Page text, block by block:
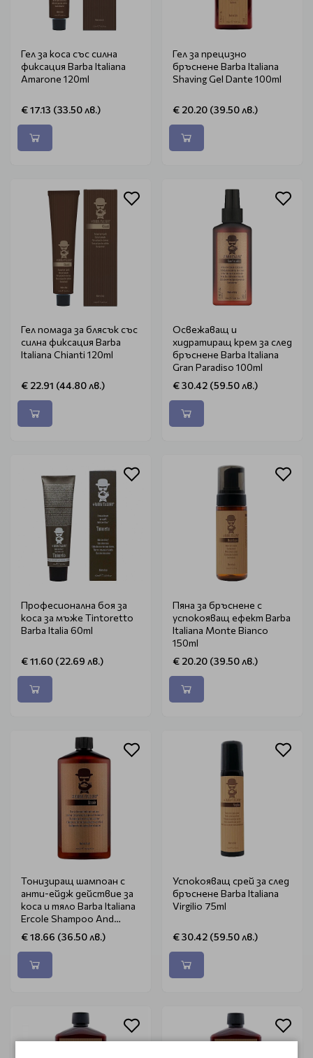
Гел за коса със силна
фиксация Barba Italiana
Amarone 120ml
€ 17.13 (33.50 лв.)
Гел за прецизно
бръснене Barba Italiana
Shaving Gel Dante 100ml
€ 20.20 (39.50 лв.)
Гел помада за блясък със
силна фиксация Barba
Italiana Chianti 120ml
€ 22.91 (44.80 лв.)
Освежаващ и
хидратиращ крем за след
бръснене Barba Italiana
Gran Paradiso 100ml
€ 30.42 (59.50 лв.)
Професионална боя за
коса за мъже Tintoretto
Barba Italia 60ml
€ 11.60 (22.69 лв.)
Пяна за бръснене с
успокояващ ефект Barba
Italiana Monte Bianco
150ml
€ 20.20 (39.50 лв.)
Тонизиращ шампоан с
анти-ейдж действие за
коса и тяло Barba Italiana
Ercole Shampoo And
Shower Gel 400ml
€ 18.66 (36.50 лв.)
Успокояващ срей за след
бръснене Barba Italiana
Virgilio 75ml
€ 30.42 (59.50 лв.)